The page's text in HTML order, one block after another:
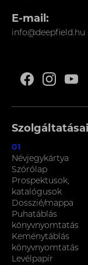
E-mail:
info@deepfield.hu
01
Névjegykártya
Szórólap
Prospektusok,
katalógusok
Dosszié/mappa
Puhatáblás
könyvnyomtatás
Keménytáblás
könyvnyomtatás
Levélpapír